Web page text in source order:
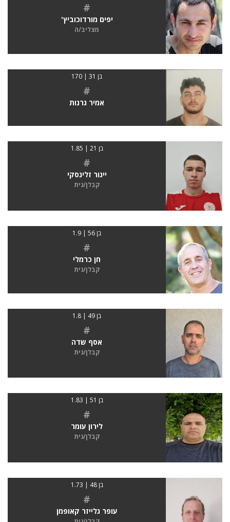
#
יפים מורדוכוביץ'
מצליב/ה
בן 31 | 170
#
אמיר גרנות
בן 21 | 1.85
#
ייגור זלינסקי
קבלן/נית
בן 56 | 1.9
#
חן כרמלי
קבלן/נית
בן 49 | 1.8
#
אסף שדה
קבלן/נית
בן 51 | 1.83
#
לירון עומר
קבלן/נית
בן 48 | 1.73
#
עופר גלייזר קאופמן